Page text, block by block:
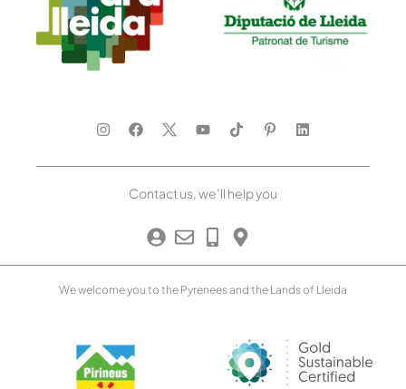
Contact us, we’ll help you
We welcome you to the Pyrenees and the Lands of Lleida